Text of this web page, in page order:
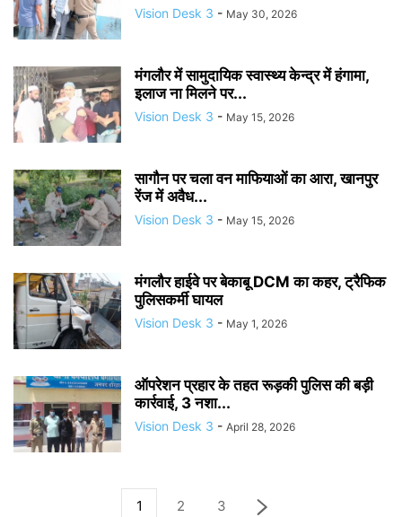
Vision Desk 3 - May 30, 2026
मंगलौर में सामुदायिक स्वास्थ्य केन्द्र में हंगामा,
इलाज ना मिलने पर...
Vision Desk 3 - May 15, 2026
सागौन पर चला वन माफियाओं का आरा, खानपुर
रेंज में अवैध...
Vision Desk 3 - May 15, 2026
मंगलौर हाईवे पर बेकाबू DCM का कहर, ट्रैफिक
पुलिसकर्मी घायल
Vision Desk 3 - May 1, 2026
ऑपरेशन प्रहार के तहत रूड़की पुलिस की बड़ी
कार्रवाई, 3 नशा...
Vision Desk 3 - April 28, 2026
1 2 3